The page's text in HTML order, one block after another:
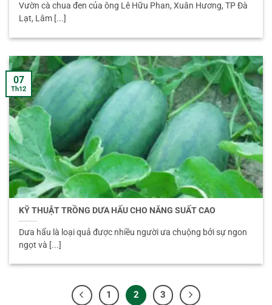
Vườn cà chua đen của ông Lê Hữu Phan, Xuân Hương, TP Đà
Lạt, Lâm [...]
KỸ THUẬT TRỒNG DƯA HẤU CHO NĂNG SUẤT CAO
Dưa hấu là loại quả được nhiều người ưa chuộng bởi sự ngon
ngọt và [...]
07
Th12
1 2 3